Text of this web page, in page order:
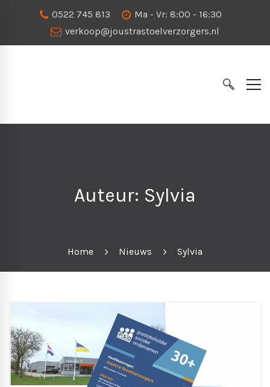
0522 745 813
Ma - Vr: 8:00 - 16:30
verkoop@joustrastoelverzorgers.nl
Auteur: Sylvia
Home Nieuws Sylvia